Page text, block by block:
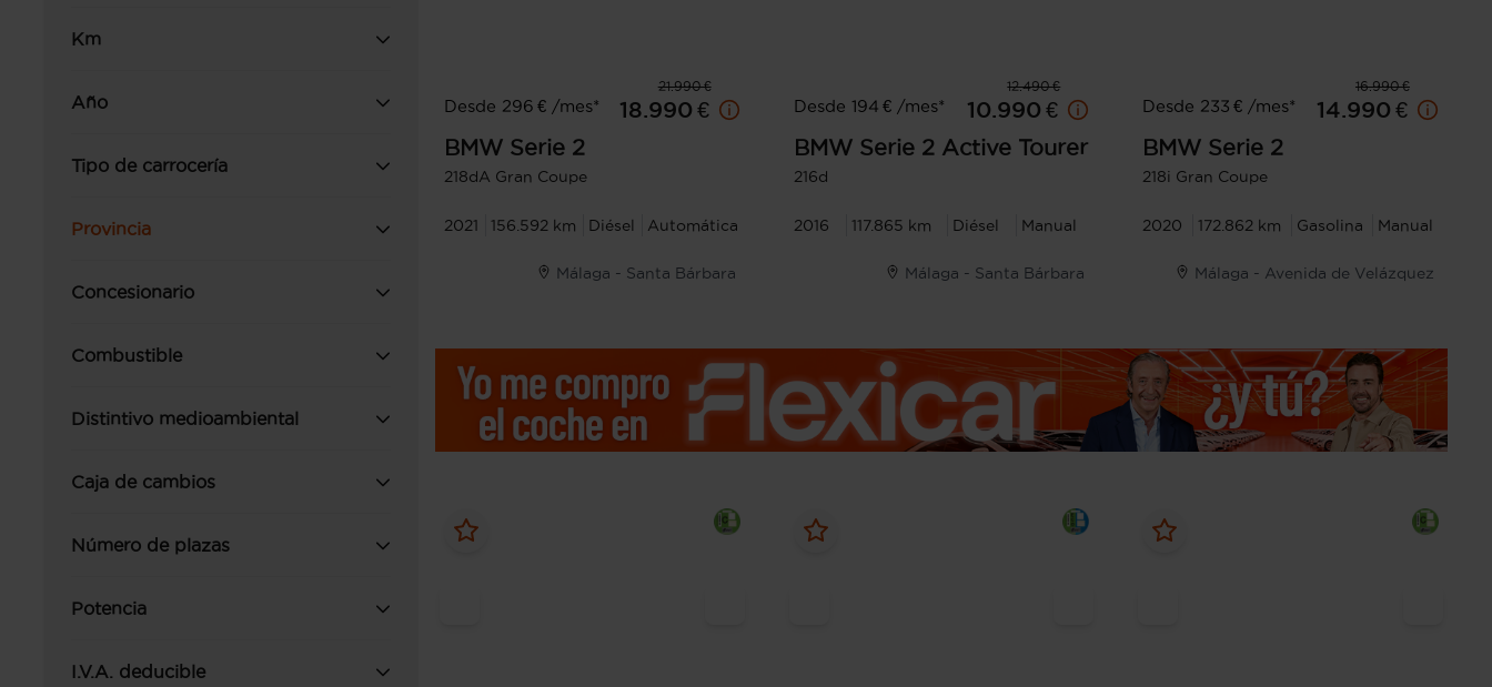
Km
Año
Tipo de carrocería
Provincia
Concesionario
Combustible
Distintivo medioambiental
Caja de cambios
Número de plazas
Potencia
I.V.A. deducible
21.990 €
Desde 296 € /mes*
18.990 €
BMW Serie 2
218dA Gran Coupe
2021 156.592 km Diésel Automática
Málaga - Santa Bárbara
12.490 €
Desde 194 € /mes*
10.990 €
BMW Serie 2 Active Tourer
216d
2016 117.865 km Diésel Manual
Málaga - Santa Bárbara
16.990 €
Desde 233 € /mes*
14.990 €
BMW Serie 2
218i Gran Coupe
2020 172.862 km Gasolina Manual
Málaga - Avenida de Velázquez